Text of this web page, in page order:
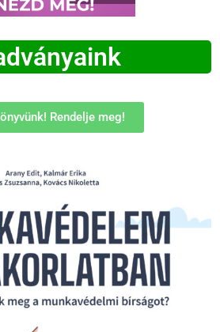
Rendelje meg!